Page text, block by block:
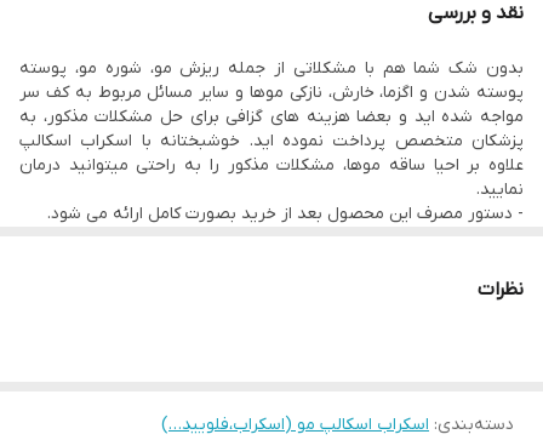
• نارگیلی مخصوص موهای خشک
نقد و بررسی
بدون شک شما هم با مشکلاتی از جمله ریزش مو، شوره مو، پوسته
پوسته شدن و اگزما، خارش، نازکی موها و سایر مسائل مربوط به کف سر
مواجه شده اید و بعضا هزینه های گزافی برای حل مشکلات مذکور، به
پزشکان متخصص پرداخت نموده اید. خوشبختانه با اسکراب اسکالپ
علاوه بر احیا ساقه موها، مشکلات مذکور را به راحتی میتوانید درمان
نمایید.
- دستور مصرف این محصول بعد از خرید بصورت کامل ارائه می شود.
نظرات
دسته‌بندی: اسکراب اسکالپ مو (اسکراب،فلویید…)